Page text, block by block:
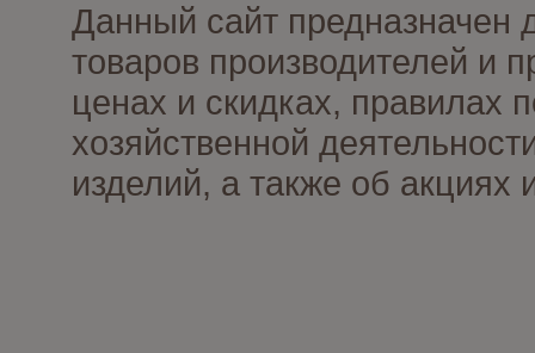
Данный сайт предназначен
товаров производителей и
ценах и скидках, правилах
хозяйственной
изделий, а также об